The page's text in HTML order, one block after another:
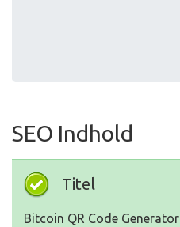
SEO Indhold
Titel
Bitcoin QR Code Generator